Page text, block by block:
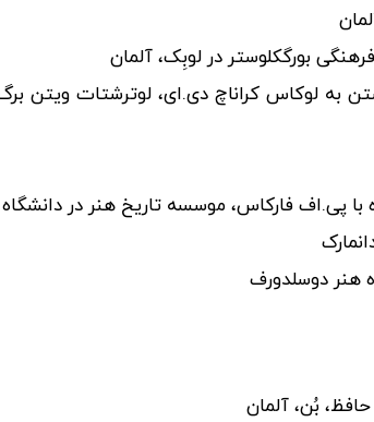
پیوستن به لوکاس کراناچ دی.ای، لوترشتات ویتن